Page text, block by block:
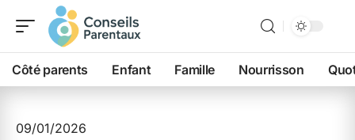
Côté parents Enfant Famille Nourrisson
09/01/2026